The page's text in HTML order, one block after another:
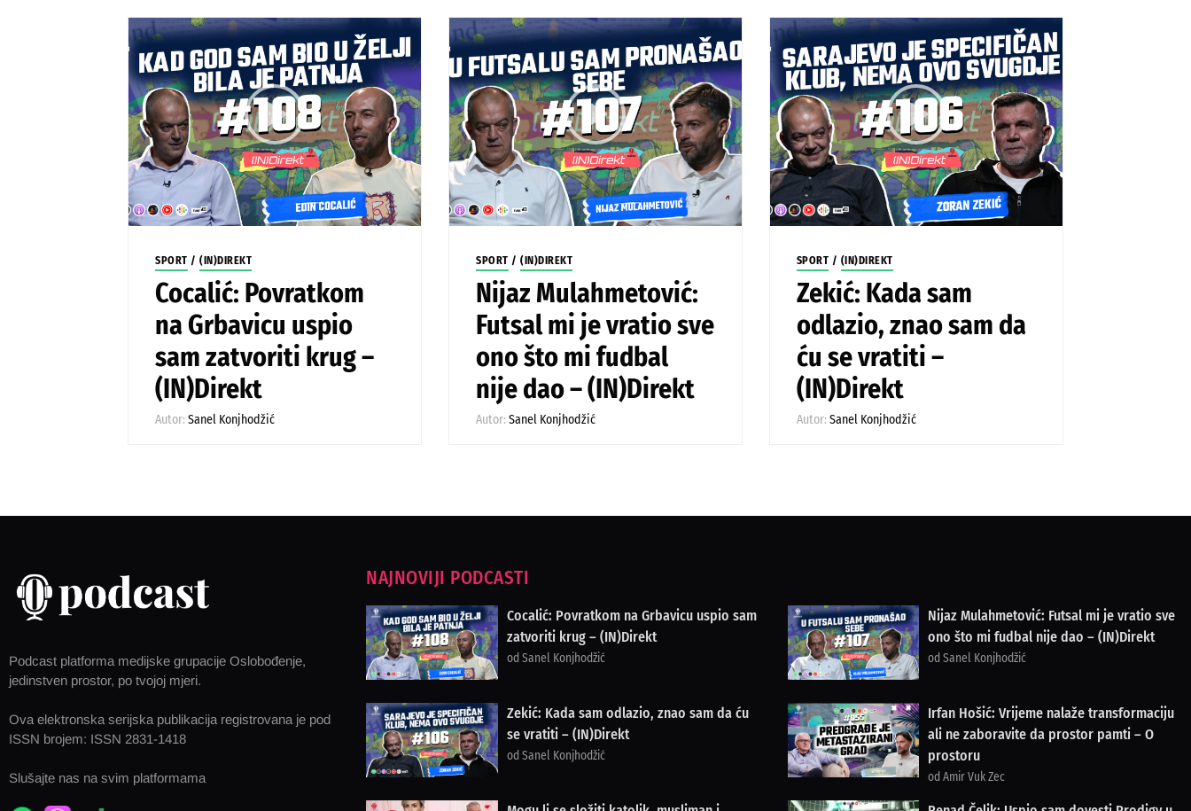
SPORT /(IN)DIREKT
Cocalić: Povratkom
na Grbavicu uspio
sam zatvoriti krug –
(IN)Direkt
Autor:Sanel Konjhodžić
SPORT /(IN)DIREKT
Nijaz Mulahmetović:
Futsal mi je vratio sve
ono što mi fudbal
nije dao – (IN)Direkt
Autor:Sanel Konjhodžić
SPORT / (IN)DIREKT
Zekić: Kada sam
odlazio, znao sam da
ću se vratiti –
(IN)Direkt
Autor: Sanel Konjhodžić
Podcast platforma medijske grupacije Oslobođenje,
jedinstven prostor, po tvojoj mjeri.
Ova elektronska serijska publikacija registrovana je pod
ISSN brojem: ISSN 2831-1418
Slušajte nas na svim platformama
NAJNOVIJI PODCASTI
Cocalić: Povratkom na Grbavicu uspio sam
zatvoriti krug – (IN)Direkt
od Sanel Konjhodžić
Nijaz Mulahmetović: Futsal mi je vratio sve
ono što mi fudbal nije dao – (IN)Direkt
od Sanel Konjhodžić
Zekić: Kada sam odlazio, znao sam da ću
se vratiti – (IN)Direkt
od Sanel Konjhodžić
Irfan Hošić: Vrijeme nalaže transformaciju
ali ne zaboravite da prostor pamti – O
prostoru
od Amir Vuk Zec